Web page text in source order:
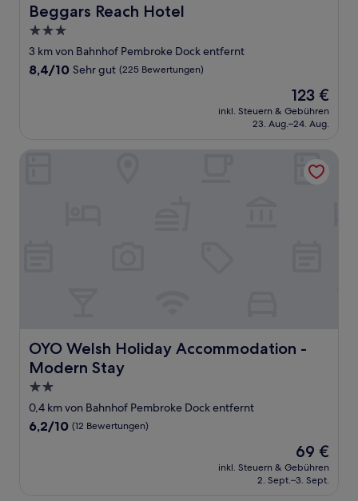
Beggars Reach Hotel
Beggars Reach Hotel
3.0-
Sterne-
Unterkunft
3 km von Bahnhof Pembroke Dock entfernt
8.4
Bewertungen)
8,4/10 Sehr gut (225 Bewertungen)
Der
Preis
beträgt
123 €
inkl. Steuern & Gebühren
23. Aug.–24. Aug.
OYO Welsh Holiday Accommodation -
Modern Stay
OYO Welsh Holiday Accommodation - Modern Stay
2.0-
Sterne-
Unterkunft
0,4 km von Bahnhof Pembroke Dock entfernt
6.2
6,2/10 (12 Bewertungen)
Der
Preis
beträgt
69 €
inkl. Steuern & Gebühren
2. Sept.–3. Sept.
OYO Welsh Holiday Accommodation - Modern Stay